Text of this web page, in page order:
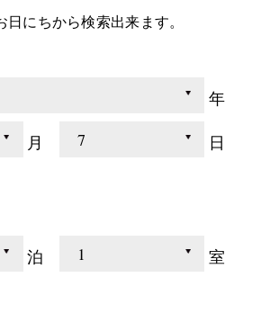
日にちから検索出来ます。
年
月
日
泊 室